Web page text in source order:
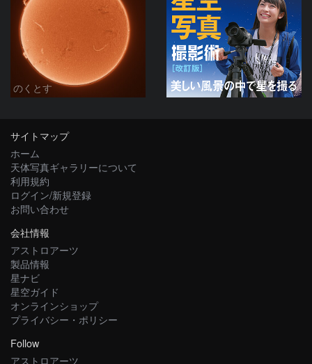
のくとす
サイトマップ
ホーム
天体写真ギャラリーについて
利用規約
ログイン/新規登録
お問い合わせ
会社情報
アストロアーツ
製品情報
星ナビ
星空ガイド
オンラインショップ
プライバシー・ポリシー
Follow
アストロアーツ